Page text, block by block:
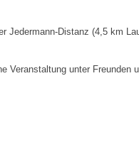
Jedermann-Distanz (4,5 km
Veranstaltung unter Freunden